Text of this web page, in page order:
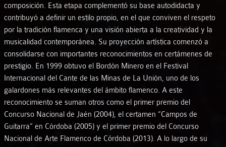
composición. Esta etapa complementó su base autodidacta y
contribuyó a definir un estilo propio, en el que conviven el respeto
por la tradición flamenca y una visión abierta a la creatividad y la
musicalidad contemporánea. Su proyección artística comenzó a
consolidarse con importantes reconocimientos en certámenes de
prestigio. En 1999 obtuvo el Bordón Minero en el Festival
Internacional del Cante de las Minas de La Unión, uno de los
galardones más relevantes del ámbito flamenco. A este
reconocimiento se suman otros como el primer premio del
Concurso Nacional de Jaén (2004), el certamen “Campos de
Guitarra” en Córdoba (2005) y el primer premio del Concurso
Nacional de Arte Flamenco de Córdoba (2013). A lo largo de su